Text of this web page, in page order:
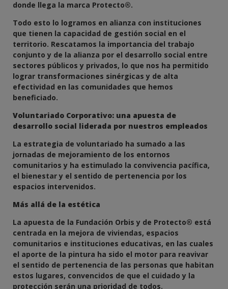
donde llega la marca Protecto®.
Todo esto lo logramos en alianza con instituciones
que tienen la capacidad de gestión social en el
territorio. Rescatamos la importancia del trabajo
conjunto y de la alianza por el desarrollo social entre
sectores públicos y privados, lo que nos ha permitido
lograr transformaciones sinérgicas y de alta
efectividad en las comunidades que hemos
beneficiado.
Voluntariado Corporativo: una apuesta de
desarrollo social liderada por nuestros empleados
La estrategia de voluntariado ha sumado a las
jornadas de mejoramiento de los entornos
comunitarios y ha estimulado la convivencia pacífica,
el bienestar y el sentido de pertenencia por los
espacios intervenidos.
Más allá de la estética
La apuesta de la Fundación Orbis y de Protecto® está
centrada en la mejora de viviendas, espacios
comunitarios e instituciones educativas, en las cuales
el aporte de la pintura ha sido el motor para reavivar
el sentido de pertenencia de las personas que habitan
estos lugares, convencidos de que el cuidado y la
protección serán una prioridad de todos.